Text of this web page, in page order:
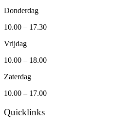
Donderdag
10.00 – 17.30
Vrijdag
10.00 – 18.00
Zaterdag
10.00 – 17.00
Quicklinks